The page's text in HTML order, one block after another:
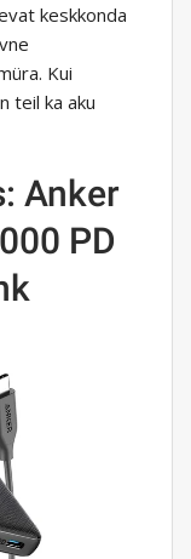
keskkonda
Kui
teil ka aku
Anker
PD